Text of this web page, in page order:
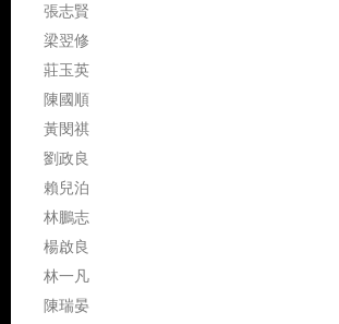
張志賢
梁翌修
莊玉英
陳國順
黃閔祺
劉政良
賴兒泊
林鵬志
楊啟良
林一凡
陳瑞晏